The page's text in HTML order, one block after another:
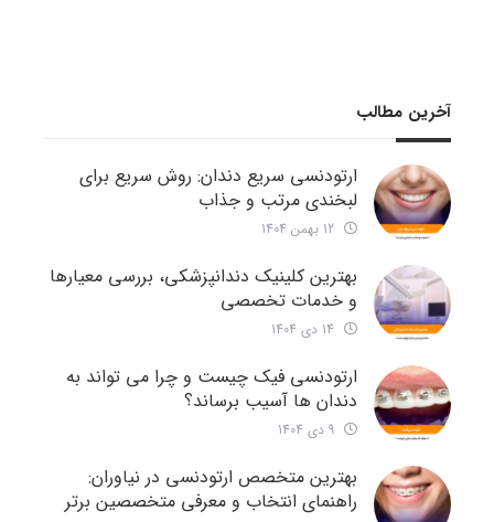
آخرین مطالب
ارتودنسی سریع دندان: روش سریع برای
لبخندی مرتب و جذاب
بهترین کلینیک دندانپزشکی، بررسی معیارها
و خدمات تخصصی
ارتودنسی فیک چیست و چرا می تواند به
دندان ها آسیب برساند؟
بهترین متخصص ارتودنسی در نیاوران:
راهنمای انتخاب و معرفی متخصصین برتر